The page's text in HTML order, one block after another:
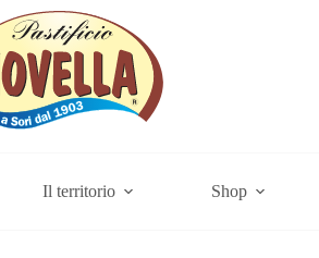
Il territorio Shop